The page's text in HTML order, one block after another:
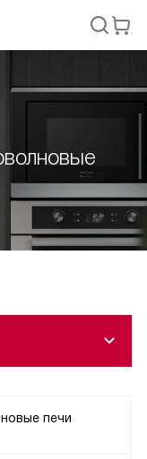
печи